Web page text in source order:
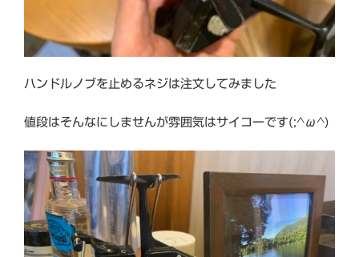
ハンドルノブを止めるネジは注文してみました
値段はそんなにしませんが雰囲気はサイコーです(;^ω^)